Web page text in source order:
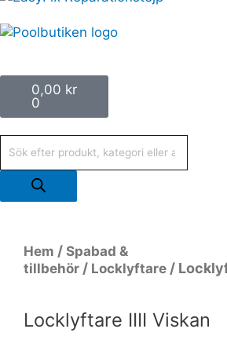
0,00 kr
0
Varukorg
Hem / Spabad &
tillbehör / Locklyftare /
Locklyftare IIII Viskan